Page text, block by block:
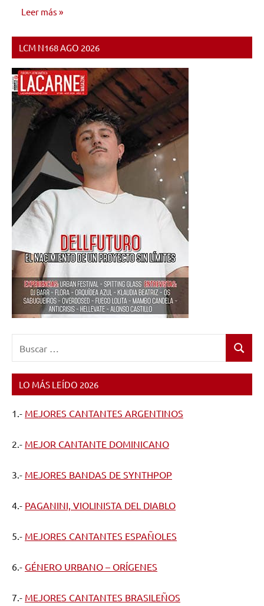
Leer más
NOTICIAS
LCM N168 AGO 2026
Buscar
LO MÁS LEÍDO 2026
1.- MEJORES CANTANTES ARGENTINOS
2.- MEJOR CANTANTE DOMINICANO
3.- MEJORES BANDAS DE SYNTHPOP
4.- PAGANINI, VIOLINISTA DEL DIABLO
5.- MEJORES CANTANTES ESPAÑOLES
6.- GÉNERO URBANO – ORÍGENES
7.- MEJORES CANTANTES BRASILEÑOS